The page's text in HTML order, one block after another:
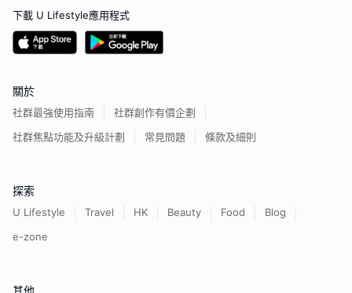
下載 U Lifestyle應用程式
關於
社群最強使用指南
社群創作有價企劃
社群焦點功能及升級計劃
常見問題 條款及細則
探索
U Lifestyle Travel HK Beauty Food
Blog
e-zone
其他